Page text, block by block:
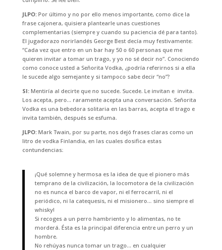
JLPO:Por último y no por ello menos importante, como dice la
frase cajonera, quisiera plantearle unas cuestiones
complementarias (siempre y cuando su paciencia dé para tanto).
El jugadorazo norirlandés George Best decía muy festivamente:
“Cada vez que entro en un bar hay 50 o 60 personas que me
quieren invitar a tomar un trago, y yo no sé decir no”. Conociendo
como conoce usted a Señorita Vodka, ¿podría referirnos si a ella
le sucede algo semejante y si tampoco sabe decir “no”?
SI:Mentiría al decirte que no sucede. Sucede. Le invitan e invita.
Los acepta, pero… raramente acepta una conversación. Señorita
Vodka es una bebedora solitaria en las barras, acepta el trago e
invita también, después se esfuma.
JLPO:Mark Twain, por su parte, nos dejó frases claras como un
litro de vodka Finlandia, en las cuales dosifica estas
contundencias:
¡Qué solemne y hermosa es la idea de que el pionero más
temprano de la civilización, la locomotora de la civilización
no es nunca el barco de vapor, ni el ferrocarril, ni el
periódico, ni la catequesis, ni el misionero… sino siempre el
whisky!
Si recoges a un perro hambriento y lo alimentas, no te
morderá. Ésta es la principal diferencia entre un perro y un
hombre.
No rehúyas nunca tomar un trago… en cualquier